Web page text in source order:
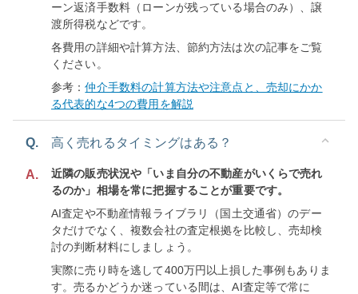
ーン返済手数料（ローンが残っている場合のみ）、譲
渡所得税などです。
各費用の詳細や計算方法、節約方法は次の記事をご覧
ください。
参考：仲介手数料の計算方法や注意点と、売却にかか
る代表的な4つの費用を解説
Q. 高く売れるタイミングはある？
A.
近隣の販売状況や「いま自分の不動産がいくらで売れ
るのか」相場を常に把握することが重要です。
AI査定や不動産情報ライブラリ（国土交通省）のデー
タだけでなく、複数会社の査定根拠を比較し、売却検
討の判断材料にしましょう。
実際に売り時を逃して400万円以上損した事例もありま
す。売るかどうか迷っている間は、AI査定等で常に